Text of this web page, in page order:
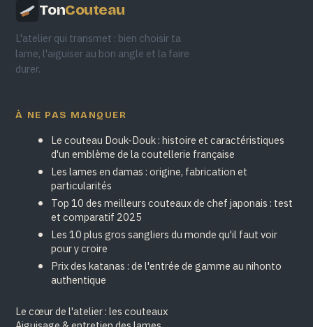
TonCouteau
L'atelier qui transmet : bien choisir ta
lame, l'aiguiser au bon angle et la faire
durer.
À NE PAS MANQUER
Le couteau Douk-Douk : histoire et caractéristiques
d'un emblème de la coutellerie française
Les lames en damas : origine, fabrication et
particularités
Top 10 des meilleurs couteaux de chef japonais : test
et comparatif 2025
Les 10 plus gros sangliers du monde qu'il faut voir
pour y croire
Prix des katanas : de l'entrée de gamme au nihonto
authentique
Le cœur de l'atelier : les couteaux